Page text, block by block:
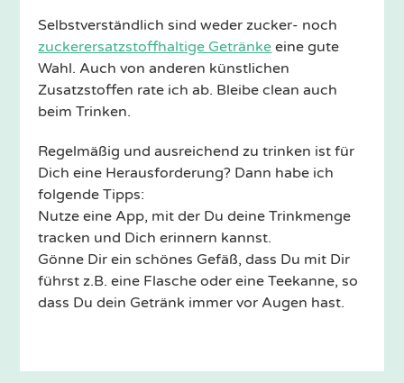
Selbstverständlich sind weder zucker- noch
zuckerersatzstoffhaltige Getränke eine gute
Wahl. Auch von anderen künstlichen
Zusatzstoffen rate ich ab. Bleibe clean auch
beim Trinken.
Regelmäßig und ausreichend zu trinken ist für
Dich eine Herausforderung? Dann habe ich
folgende Tipps:
Nutze eine App, mit der Du deine Trinkmenge
tracken und Dich erinnern kannst.
Gönne Dir ein schönes Gefäß, dass Du mit Dir
führst z.B. eine Flasche oder eine Teekanne, so
dass Du dein Getränk immer vor Augen hast.